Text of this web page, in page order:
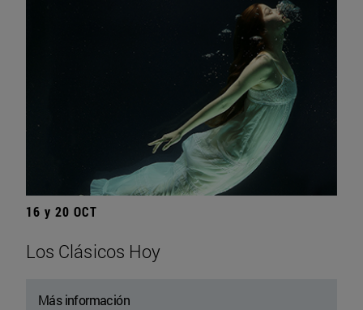
16 y 20 OCT
Los Clásicos Hoy
Más información